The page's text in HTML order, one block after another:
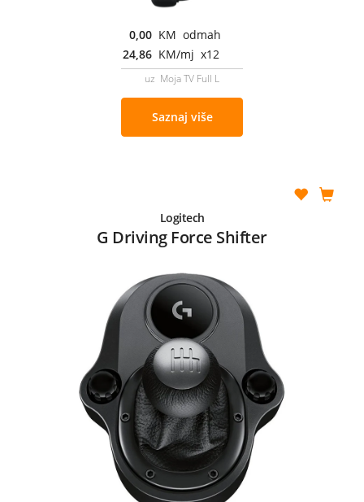
0,00 KM odmah
24,86 KM/mj x12
uz Moja TV Full L
Saznaj više
Logitech
G Driving Force Shifter